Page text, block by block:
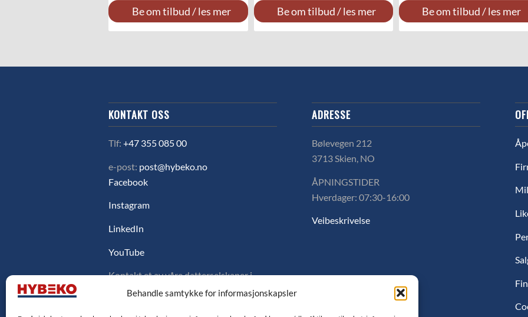
Behandle samtykke for informasjonskapsler
Be om tilbud / les mer Be om tilbud / les mer Be om tilbud / les mer
KONTAKT OSS
Tlf:+47 355 085 00
e-post: post@hybeko.no
Facebook
Instagram
LinkedIn
YouTube
Kontakt et av våre datterselskaper i
Sverige, Danmark eller Finland ved å
ADRESSE
Bølevegen 212
3713 Skien, NO
ÅPNINGSTIDER
Hverdager: 07:30-16:00
Veibeskrivelse